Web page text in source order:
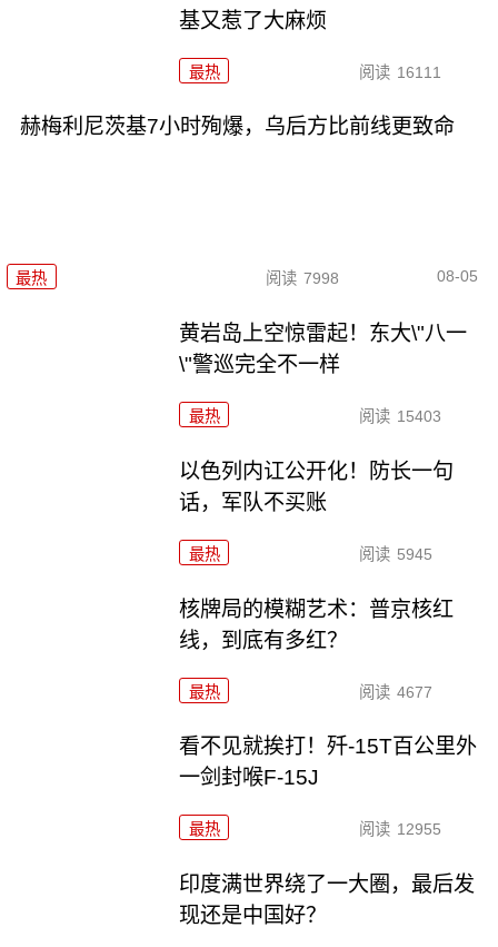
基又惹了大麻烦
最热 阅读 16111
赫梅利尼茨基7小时殉爆，乌后方比前线更致命
最热 阅读 7998 08-05
黄岩岛上空惊雷起！东大\"八一
\"警巡完全不一样
最热 阅读 15403
以色列内讧公开化！防长一句
话，军队不买账
最热 阅读 5945
核牌局的模糊艺术：普京核红
线，到底有多红？
最热 阅读 4677
看不见就挨打！歼-15T百公里外
一剑封喉F-15J
最热 阅读 12955
印度满世界绕了一大圈，最后发
现还是中国好？